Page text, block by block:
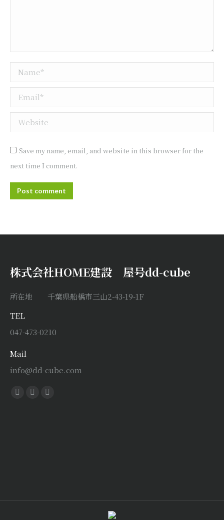
Name *
Email *
Website
Save my name, email, and website in this browser for the
next time I comment.
Post comment
株式会社HOME建設 屋号dd-cube
所在地 千葉県船橋市三山2-43-19-1F
TEL
047-473-0210
Mail
info@dd-cube.com
Find us on:
Facebook
X
Instagram